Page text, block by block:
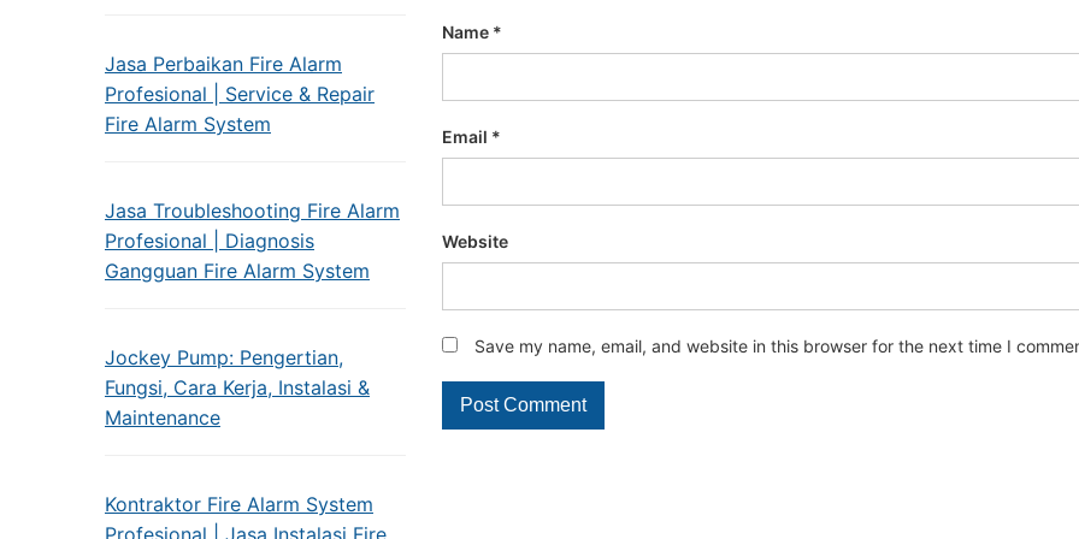
Jasa Perbaikan Fire Alarm
Profesional | Service & Repair
Fire Alarm System
Jasa Troubleshooting Fire Alarm
Profesional | Diagnosis
Gangguan Fire Alarm System
Jockey Pump: Pengertian,
Fungsi, Cara Kerja, Instalasi &
Maintenance
Kontraktor Fire Alarm System
Profesional | Jasa Instalasi Fire
Name *
Email *
Website
Save my name, email, and website in this browser for the next time I